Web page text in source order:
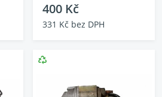
400 Kč
331 Kč bez DPH